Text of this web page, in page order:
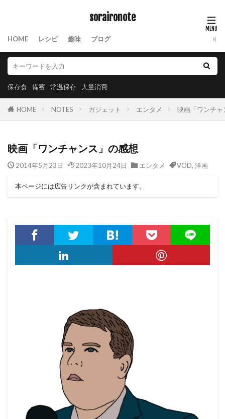
soraironote
HOME レシピ 趣味 ブログ
保存食 備蓄 常温保存 大量消費
HOME NOTES ガジェット エンタメ 映画「ワンチ
映画「ワンチャンス」の感想
2014年5月23日 2023年10月24日 エンタメ VOD, 洋画
本ページには広告リンクが含まれています。